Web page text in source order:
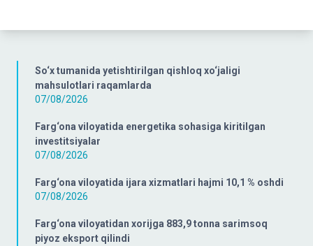
So‘x tumanida yetishtirilgan qishloq xo‘jaligi
mahsulotlari raqamlarda
07/08/2026
Farg‘ona viloyatida energetika sohasiga kiritilgan
investitsiyalar
07/08/2026
Farg‘ona viloyatida ijara xizmatlari hajmi 10,1 % oshdi
07/08/2026
Farg‘ona viloyatidan xorijga 883,9 tonna sarimsoq
piyoz eksport qilindi